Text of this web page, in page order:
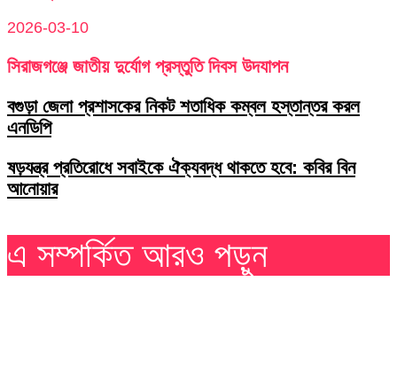
2026-03-10
সিরাজগঞ্জে জাতীয় দুর্যোগ প্রস্তুতি দিবস উদযাপন
বগুড়া জেলা প্রশাসকের নিকট শতাধিক কম্বল হস্তান্তর করল
এনডিপি
ষড়যন্ত্র প্রতিরোধে সবাইকে ঐক্যবদ্ধ থাকতে হবে: কবির বিন
আনোয়ার
এ সম্পর্কিত আরও পড়ুন